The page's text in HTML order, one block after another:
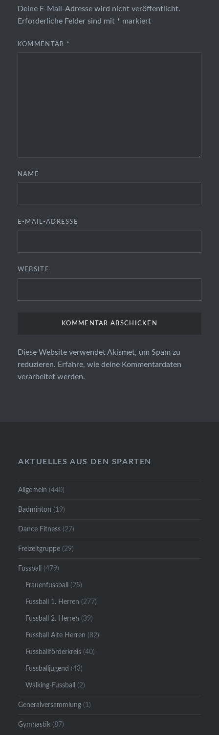
Deine E-Mail-Adresse wird nicht veröffentlicht.
Erforderliche Felder sind mit * markiert
KOMMENTAR *
NAME
E-MAIL-ADRESSE
WEBSITE
Diese Website verwendet Akismet, um Spam zu
reduzieren. Erfahre, wie deine Kommentardaten
verarbeitet werden.
AKTUELLES AUS DEN SPARTEN
Allgemein (440)
Badminton (19)
Dance Fitness (27)
Freizeitgruppe (29)
Fussball (479)
Frauenfussball (25)
Fussball 1. Herren (277)
Fussball 2. Herren (39)
Fussball Alte Herren (82)
Fussballförderkreis (40)
Fussballjugend (43)
Walking-Fussball (2)
Generalversammlung (1)
Gymnastik (87)